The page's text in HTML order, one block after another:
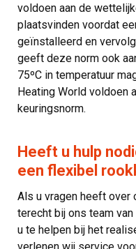
voldoen aan de
plaatsvinden voordat
geïnstalleerd en
geeft deze norm ook
75ºC in temperatuur
Heating World voldoen
keuringsnorm.
Heeft u hulp
een flexibel
Als u vragen heeft over
terecht bij ons team
u te helpen bij het
verlenen wij service